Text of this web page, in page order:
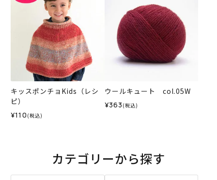
キッスポンチョKids（レシ
ピ）
¥110 (税込)
ウールキュート col.05W
¥363 (税込)
カテゴリーから探す